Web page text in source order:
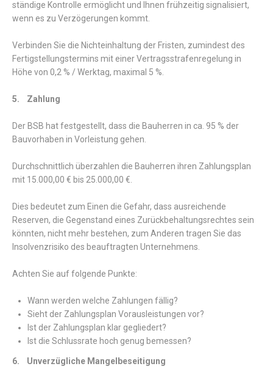
ständige Kontrolle ermöglicht und Ihnen frühzeitig signalisiert,
wenn es zu Verzögerungen kommt.
Verbinden Sie die Nichteinhaltung der Fristen, zumindest des
Fertigstellungstermins mit einer Vertragsstrafenregelung in
Höhe von 0,2 % / Werktag, maximal 5 %.
5. Zahlung
Der BSB hat festgestellt, dass die Bauherren in ca. 95 % der
Bauvorhaben in Vorleistung gehen.
Durchschnittlich überzahlen die Bauherren ihren Zahlungsplan
mit 15.000,00 € bis 25.000,00 €.
Dies bedeutet zum Einen die Gefahr, dass ausreichende
Reserven, die Gegenstand eines Zurückbehaltungsrechtes sein
könnten, nicht mehr bestehen, zum Anderen tragen Sie das
Insolvenzrisiko des beauftragten Unternehmens.
Achten Sie auf folgende Punkte:
Wann werden welche Zahlungen fällig?
Sieht der Zahlungsplan Vorausleistungen vor?
Ist der Zahlungsplan klar gegliedert?
Ist die Schlussrate hoch genug bemessen?
6. Unverzügliche Mangelbeseitigung